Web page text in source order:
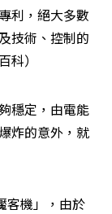
利，絕大多數
技術、控制的
科）
穩定，由電能
炸的意外，就
客機」，由於